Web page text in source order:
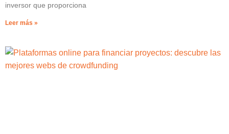
inversor que proporciona
Leer más »